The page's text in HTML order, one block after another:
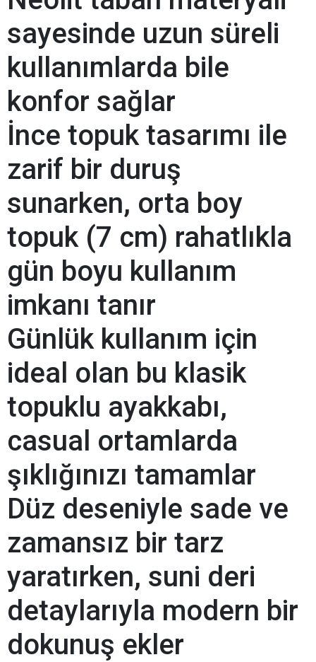
sayesinde uzun süreli
kullanımlarda bile
konfor sağlar
İnce topuk tasarımı ile
zarif bir duruş
sunarken, orta boy
topuk (7 cm) rahatlıkla
gün boyu kullanım
imkanı tanır
Günlük kullanım için
ideal olan bu klasik
topuklu ayakkabı,
casual ortamlarda
şıklığınızı tamamlar
Düz deseniyle sade ve
zamansız bir tarz
yaratırken, suni deri
detaylarıyla modern bir
dokunuş ekler